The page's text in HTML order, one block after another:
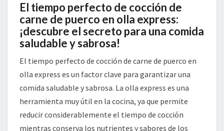
El tiempo perfecto de cocción de
carne de puerco en olla express:
¡descubre el secreto para una comida
saludable y sabrosa!
El tiempo perfecto de cocción de carne de puerco en
olla express es un factor clave para garantizar una
comida saludable y sabrosa. La olla express es una
herramienta muy útil en la cocina, ya que permite
reducir considerablemente el tiempo de cocción
mientras conserva los nutrientes y sabores de los